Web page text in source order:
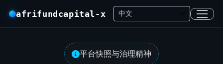
afrifundcapital-x
平台快照与治理精神